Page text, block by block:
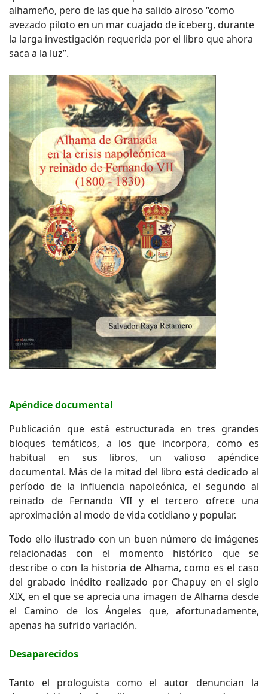
alhameño, pero de las que ha salido airoso “como
avezado piloto en un mar cuajado de iceberg, durante
la larga investigación requerida por el libro que ahora
saca a la luz”.
Apéndice documental
Publicación que está estructurada en tres grandes
bloques temáticos, a los que incorpora, como es
habitual en sus libros, un valioso apéndice
documental. Más de la mitad del libro está dedicado al
período de la influencia napoleónica, el segundo al
reinado de Fernando VII y el tercero ofrece una
aproximación al modo de vida cotidiano y popular.
Todo ello ilustrado con un buen número de imágenes
relacionadas con el momento histórico que se
describe o con la historia de Alhama, como es el caso
del grabado inédito realizado por Chapuy en el siglo
XIX, en el que se aprecia una imagen de Alhama desde
el Camino de los Ángeles que, afortunadamente,
apenas ha sufrido variación.
Desaparecidos
Tanto el prologuista como el autor denuncian la